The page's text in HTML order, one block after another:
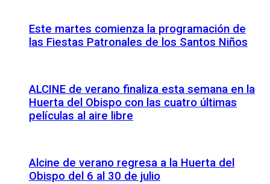
Este martes comienza la programación de
las Fiestas Patronales de los Santos Niños
ALCINE de verano finaliza esta semana en la
Huerta del Obispo con las cuatro últimas
películas al aire libre
Alcine de verano regresa a la Huerta del
Obispo del 6 al 30 de julio